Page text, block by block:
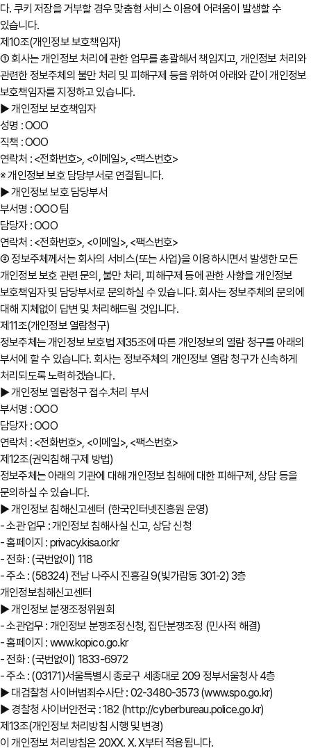
다. 쿠키 저장을 거부할 경우 맞춤형 서비스 이용에 어려움이 발생할 수
있습니다.
제10조(개인정보 보호책임자)
① 회사는 개인정보 처리에 관한 업무를 총괄해서 책임지고, 개인정보 처리와
관련한 정보주체의 불만 처리 및 피해구제 등을 위하여 아래와 같이 개인정보
보호책임자를 지정하고 있습니다.
▶ 개인정보 보호책임자
성명 : OOO
직책 : OOO
연락처 : <전화번호>, <이메일>, <팩스번호>
※ 개인정보 보호 담당부서로 연결됩니다.
▶ 개인정보 보호 담당부서
부서명 : OOO 팀
담당자 : OOO
연락처 : <전화번호>, <이메일>, <팩스번호>
② 정보주체께서는 회사의 서비스(또는 사업)을 이용하시면서 발생한 모든
개인정보 보호 관련 문의, 불만 처리, 피해구제 등에 관한 사항을 개인정보
보호책임자 및 담당부서로 문의하실 수 있습니다. 회사는 정보주체의 문의에
대해 지체없이 답변 및 처리해드릴 것입니다.
제11조(개인정보 열람청구)
정보주체는 개인정보 보호법 제35조에 따른 개인정보의 열람 청구를 아래의
부서에 할 수 있습니다. 회사는 정보주체의 개인정보 열람 청구가 신속하게
처리되도록 노력하겠습니다.
▶ 개인정보 열람청구 접수․처리 부서
부서명 : OOO
담당자 : OOO
연락처 : <전화번호>, <이메일>, <팩스번호>
제12조(권익침해 구제 방법)
정보주체는 아래의 기관에 대해 개인정보 침해에 대한 피해구제, 상담 등을
문의하실 수 있습니다.
▶ 개인정보 침해신고센터 (한국인터넷진흥원 운영)
- 소관 업무 : 개인정보 침해사실 신고, 상담 신청
- 홈페이지 : privacy.kisa.or.kr
- 전화 : (국번없이) 118
- 주소 : (58324) 전남 나주시 진흥길 9(빛가람동 301-2) 3층
개인정보침해신고센터
▶ 개인정보 분쟁조정위원회
- 소관업무 : 개인정보 분쟁조정신청, 집단분쟁조정 (민사적 해결)
- 홈페이지 : www.kopico.go.kr
- 전화 : (국번없이) 1833-6972
- 주소 : (03171)서울특별시 종로구 세종대로 209 정부서울청사 4층
▶ 대검찰청 사이버범죄수사단 : 02-3480-3573 (www.spo.go.kr)
▶ 경찰청 사이버안전국 : 182 (http://cyberbureau.police.go.kr)
제13조(개인정보 처리방침 시행 및 변경)
이 개인정보 처리방침은 20XX. X. X부터 적용됩니다.